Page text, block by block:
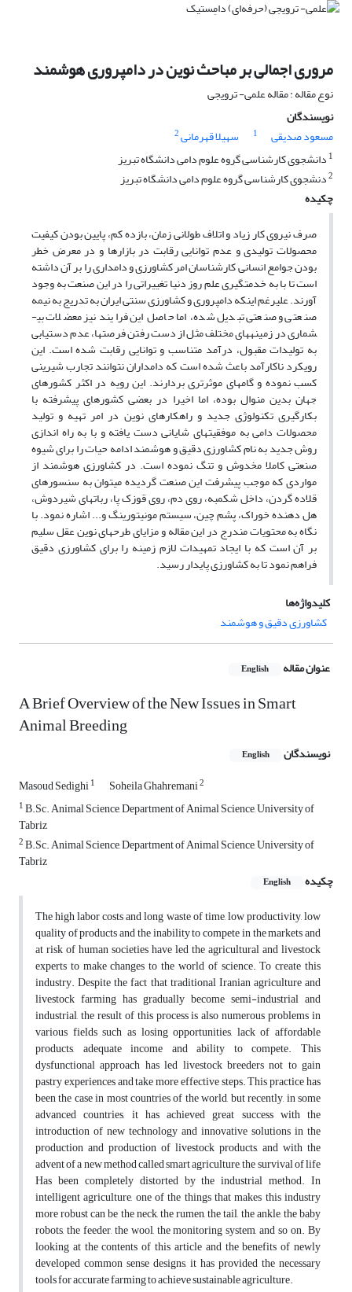
مروری اجمالی بر مباحث نوین در دامپروری هوشمند
نوع مقاله : مقاله علمی- ترویجی
نویسندگان
مسعود صدیقی
1 سهیلا قهرمانی2
1 دانشجوی کارشناسی گروه علوم دامی دانشگاه تبریز
2دنشجوی کارشناسی گروه علوم دامی دانشگاه تبریز
چکیده
صرف نیروی کار زیاد و اتلاف طولانی زمان، بازده کم، پایین بودن کیفیت
محصولات تولیدی و عدم توانایی رقابت در بازارها و در معرض خطر
بودن جوامع انسانی کارشناسان امر کشاورزی و دامداری را بر آن داشته
است تا با به خدمت­گیری علم روز دنیا تغییراتی را در این صنعت به وجود
آورند. علی­رغم اینکه دامپروری و کشاورزی سنتی ایران به تدریج به نیمه
صنعتی و صنعتی تبدیل شده، اما حاصل این فرایند نیز معضلات بی­
شماری در زمینه­های مختلف مثل از دست رفتن فرصت­ها، عدم دستیابی
به تولیدات مقبول، درآمد متناسب و توانایی رقابت شده است. این
رویکرد ناکارآمد باعث شده است که دامداران نتوانند تجارب شیرینی
کسب نموده و گام­های موثرتری بردارند. این رویه در اکثر کشورهای
جهان بدین منوال بوده، اما اخیرا در بعضی کشورهای پیشرفته با
بکارگیری تکنولوژی جدید و راهکارهای نوین در امر تهیه و تولید
محصولات دامی به موفقیت­های شایانی دست یافته و با به راه اندازی
روش جدید به نام کشاورزی دقیق و هوشمند ادامه حیات را برای شیوه
صنعتی کاملا مخدوش و تنگ نموده است. در کشاورزی هوشمند از
مواردی که موجب پیشرفت این صنعت گردیده می­توان به سنسور­های
قلاده گردن، داخل شکمبه، روی دم، روی قوزک پا، ربات­های شیردوش،
هل دهنده خوراک، پشم چین، سیستم مونیتورینگ و... اشاره نمود. با
نگاه به محتویات مندرج در این مقاله و مزایای طرح­های نوین عقل سلیم
بر آن است که با ایجاد تمهیدات لازم زمینه را برای کشاورزی دقیق
فراهم نمود تا به کشاورزی پایدار رسید.
کلیدواژه‌ها
کشاورزی دقیق و هوشمند
عنوان مقاله English
A Brief Overview of the New Issues in Smart
Animal Breeding
نویسندگان English
Masoud Sedighi1 Soheila Ghahremani2
1B.Sc. Animal Science, Department of Animal Science, University of
Tabriz
2B.Sc. Animal Science, Department of Animal Science, University of
Tabriz
چکیده
English
The high labor costs and long waste of time, low productivity, low
quality of products and the inability to compete in the markets and
at risk of human societies have led the agricultural and livestock
experts to make changes to the world of science. To create this
industry. Despite the fact that traditional Iranian agriculture and
livestock farming has gradually become semi-industrial and
industrial, the result of this process is also numerous problems in
various fields such as losing opportunities, lack of affordable
products, adequate income and ability to compete. This
dysfunctional approach has led livestock breeders not to gain
pastry experiences and take more effective steps. This practice has
been the case in most countries of the world, but recently, in some
advanced countries, it has achieved great success with the
introduction of new technology and innovative solutions in the
production and production of livestock products, and with the
advent of a new method called smart agriculture, the survival of life
Has been completely distorted by the industrial method. In
intelligent agriculture, one of the things that makes this industry
more robust can be the neck, the rumen, the tail, the ankle, the baby
robots, the feeder, the wool, the monitoring system, and so on. By
looking at the contents of this article and the benefits of newly
developed common sense designs, it has provided the necessary
tools for accurate farming to achieve sustainable agriculture.